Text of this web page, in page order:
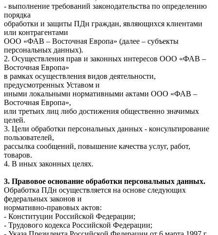
- выполнение требований законодательства по определению
порядка
обработки и защиты ПДн граждан, являющихся клиентами
или контрагентами
ООО «ФАВ – Восточная Европа» (далее – субъекты
персональных данных).
2. Осуществления прав и законных интересов ООО «ФАВ –
Восточная Европа»
в рамках осуществления видов деятельности,
предусмотренных Уставом и
иными локальными нормативными актами ООО «ФАВ –
Восточная Европа»,
или третьих лиц либо достижения общественно значимых
целей.
3. Цели обработки персональных данных - консультирование
пользователей,
рассылка сообщений, повышение качества услуг, работ,
товаров.
4. В иных законных целях.
3. Правовое основание обработки персональных данных.
Обработка ПДн осуществляется на основе следующих
федеральных законов и
нормативно-правовых актов:
- Конституции Российской Федерации;
- Трудового кодекса Российской Федерации;